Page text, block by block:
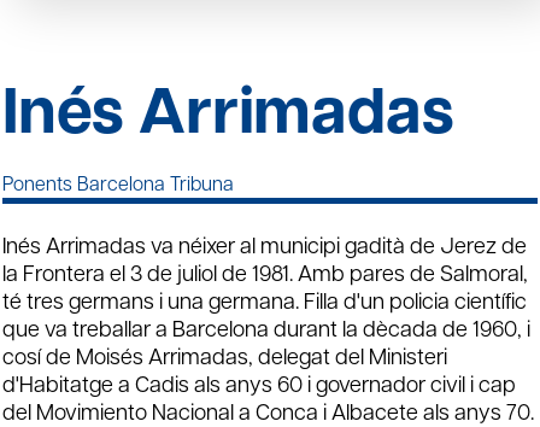
Inés Arrimadas
Ponents Barcelona Tribuna
Inés Arrimadas va néixer al municipi gadità de Jerez de
la Frontera el 3 de juliol de 1981. Amb pares de Salmoral,
té tres germans i una germana. Filla d'un policia científic
que va treballar a Barcelona durant la dècada de 1960, i
cosí de Moisés Arrimadas, delegat del Ministeri
d'Habitatge a Cadis als anys 60 i governador civil i cap
del Movimiento Nacional a Conca i Albacete als anys 70.